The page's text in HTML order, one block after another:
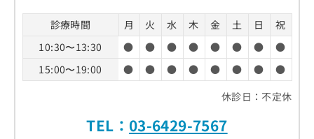
診療時間 月 火 水 木 金 土 日
祝
10:30〜13:30
● ● ● ● ● ● ●
●
15:00〜19:00
● ● ● ● ● ● ●
●
休診日：不定休
TEL： 03-6429-7567